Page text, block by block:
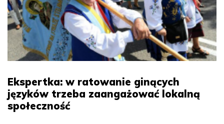
Ekspertka: w ratowanie ginących
języków trzeba zaangażować lokalną
społeczność